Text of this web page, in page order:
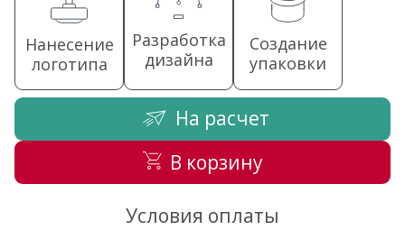
Нанесение
логотипа
Разработка
дизайна
Создание
упаковки
На расчет
В корзину
Условия оплаты